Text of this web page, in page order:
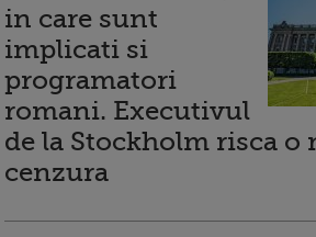
in care sunt
implicati si
programatori
romani. Executivul
de la Stockholm risca o
cenzura